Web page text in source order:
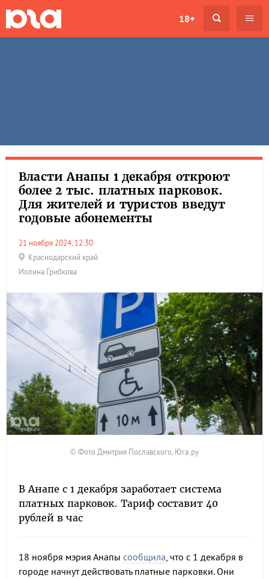
18+
Власти Анапы 1 декабря откроют
более 2 тыс. платных парковок.
Для жителей и туристов введут
годовые абонементы
21 ноября 2024, 12:30
Краснодарский край
Иолина Грибкова
© Фото Дмитрия Пославского, Юга.ру
В Анапе с 1 декабря заработает система
платных парковок. Тариф составит 40
рублей в час
18 ноября мэрия Анапы сообщила, что с 1 декабря в
городе начнут действовать платные парковки. Они